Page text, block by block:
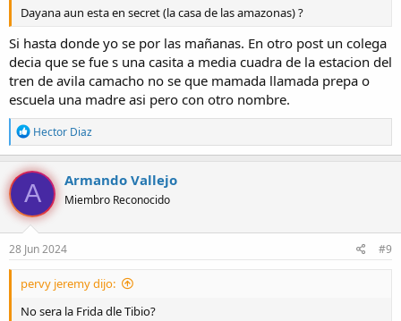
Dayana aun esta en secret (la casa de las amazonas) ?
Si hasta donde yo se por las mañanas. En otro post un colega
decia que se fue s una casita a media cuadra de la estacion del
tren de avila camacho no se que mamada llamada prepa o
escuela una madre asi pero con otro nombre.
R
e
a
c
c
i
o
n
e
Hector Diaz
A Armando Vallejo
Miembro Reconocido
28 Jun 2024 #9
pervy jeremy dijo:
No sera la Frida dle Tibio?